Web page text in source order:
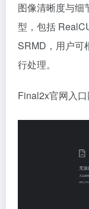
图像清晰度与细
型，包括
SRMD，用户可
行处理。
Final2x官网入